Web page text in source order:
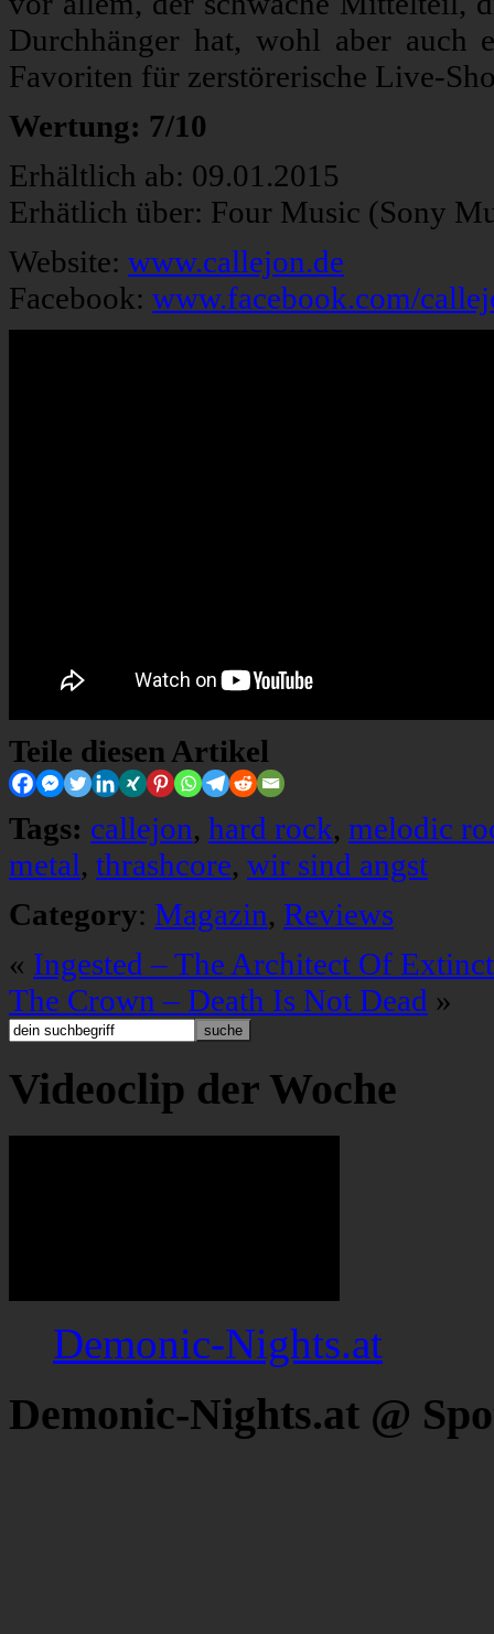
Durchhänger hat, wohl aber auch
Favoriten für zerstörerische Live-
Wertung: 7/10
Erhältlich ab: 09.01.2015
Erhätlich über: Four Music (Sony
Website: www.callejon.de
Facebook: www.facebook.com/
Teile diesen Artikel
Tags: callejon, hard rock, melodic
metal, thrashcore, wir sind angst
Category: Magazin, Reviews
« Ingested – The Architect Of
The Crown – Death Is Not Dead »
Videoclip der Woche
Demonic-Nights.at
Demonic-Nights.at @